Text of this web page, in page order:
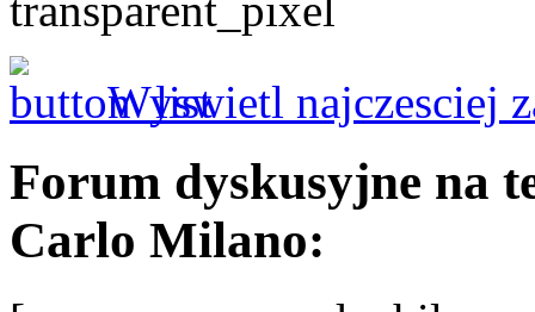
Wyswietl najczesciej
Forum dyskusyjne na
Carlo Milano: